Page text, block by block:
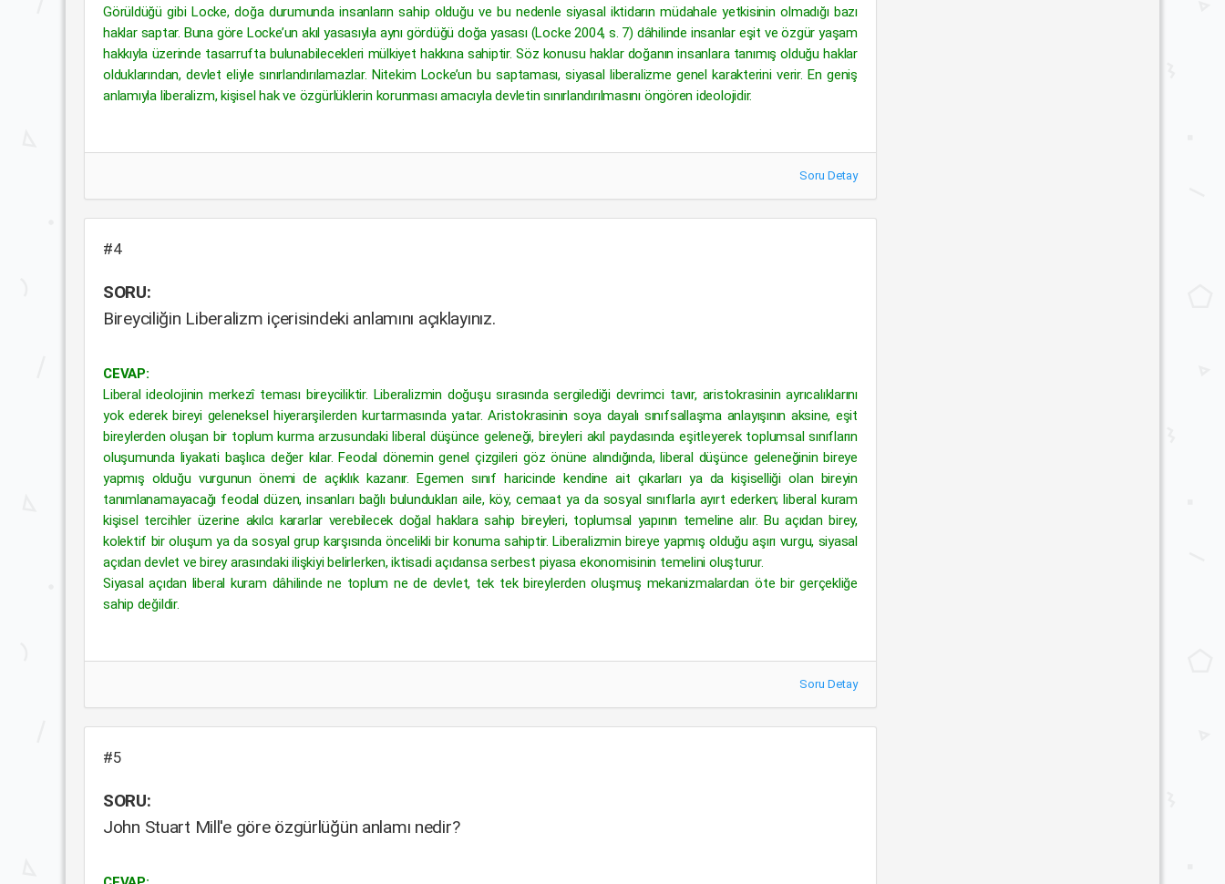
Görüldüğü gibi Locke, doğa durumunda insanların sahip olduğu ve bu nedenle siyasal iktidarın müdahale yetkisinin olmadığı bazı
haklar saptar. Buna göre Locke’un akıl yasasıyla aynı gördüğü doğa yasası (Locke 2004, s. 7) dâhilinde insanlar eşit ve özgür yaşam
hakkıyla üzerinde tasarrufta bulunabilecekleri mülkiyet hakkına sahiptir. Söz konusu haklar doğanın insanlara tanımış olduğu haklar
olduklarından, devlet eliyle sınırlandırılamazlar. Nitekim Locke’un bu saptaması, siyasal liberalizme genel karakterini verir. En geniş
anlamıyla liberalizm, kişisel hak ve özgürlüklerin korunması amacıyla devletin sınırlandırılmasını öngören ideolojidir.
Soru Detay
#4
SORU:
Bireyciliğin Liberalizm içerisindeki anlamını açıklayınız.
CEVAP:
Liberal ideolojinin merkezî teması bireyciliktir. Liberalizmin doğuşu sırasında sergilediği devrimci tavır, aristokrasinin ayrıcalıklarını
yok ederek bireyi geleneksel hiyerarşilerden kurtarmasında yatar. Aristokrasinin soya dayalı sınıfsallaşma anlayışının aksine, eşit
bireylerden oluşan bir toplum kurma arzusundaki liberal düşünce geleneği, bireyleri akıl paydasında eşitleyerek toplumsal sınıfların
oluşumunda liyakati başlıca değer kılar. Feodal dönemin genel çizgileri göz önüne alındığında, liberal düşünce geleneğinin bireye
yapmış olduğu vurgunun önemi de açıklık kazanır. Egemen sınıf haricinde kendine ait çıkarları ya da kişiselliği olan bireyin
tanımlanamayacağı feodal düzen, insanları bağlı bulundukları aile, köy, cemaat ya da sosyal sınıflarla ayırt ederken; liberal kuram
kişisel tercihler üzerine akılcı kararlar verebilecek doğal haklara sahip bireyleri, toplumsal yapının temeline alır. Bu açıdan birey,
kolektif bir oluşum ya da sosyal grup karşısında öncelikli bir konuma sahiptir. Liberalizmin bireye yapmış olduğu aşırı vurgu, siyasal
açıdan devlet ve birey arasındaki ilişkiyi belirlerken, iktisadi açıdansa serbest piyasa ekonomisinin temelini oluşturur.
Siyasal açıdan liberal kuram dâhilinde ne toplum ne de devlet, tek tek bireylerden oluşmuş mekanizmalardan öte bir gerçekliğe
sahip değildir.
Soru Detay
#5
SORU:
John Stuart Mill'e göre özgürlüğün anlamı nedir?